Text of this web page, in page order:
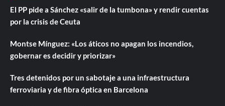
El PP pide a Sánchez «salir de la tumbona» y rendir cuentas
por la crisis de Ceuta
Montse Mínguez: «Los áticos no apagan los incendios,
gobernar es decidir y priorizar»
Tres detenidos por un sabotaje a una infraestructura
ferroviaria y de fibra óptica en Barcelona